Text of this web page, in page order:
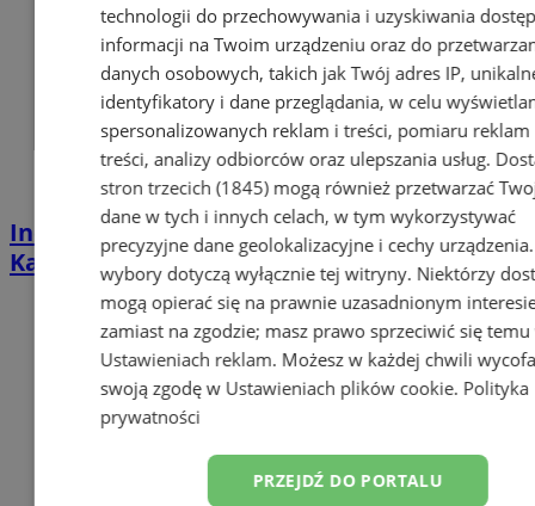
Industrialna podróż przez Chorzów i
Katowice. Nadchodzi HUTBANA 2026
technologii do przechowywania i uzyskiwania
informacji na Twoim urządzeniu oraz do
danych osobowych, takich jak Twój adres IP,
identyfikatory i dane przeglądania, w celu
spersonalizowanych reklam i treści, pomiaru reklam
treści, analizy odbiorców oraz ulepszania usług.
stron trzecich (1845)mogą również przetwarzać
dane w tych i innych celach, w tym wykorzystywać
precyzyjne dane geolokalizacyjne i cechy
wybory dotyczą wyłącznie tej witryny. Niektórzy
mogą opierać się na prawnie uzasadnionym
zamiast na zgodzie; masz prawo sprzeciwić się temu
Ustawieniach reklam. Możesz w każdej chwili
swoją zgodę w Ustawieniach plików cookie. Polityka
prywatności
PRZEJDŹ DO PORTALU